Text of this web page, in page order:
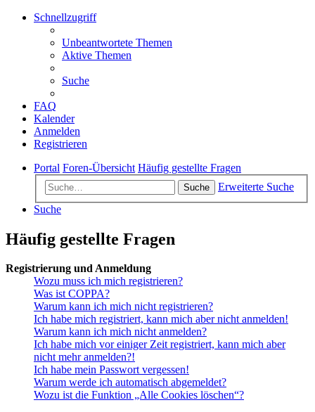
Schnellzugriff
Unbeantwortete Themen
Aktive Themen
Suche
FAQ
Kalender
Anmelden
Registrieren
Portal Foren-Übersicht Häufig gestellte Fragen
Suche
Erweiterte Suche
Suche
Häufig gestellte Fragen
Registrierung und Anmeldung
Wozu muss ich mich registrieren?
Was ist COPPA?
Warum kann ich mich nicht registrieren?
Ich habe mich registriert, kann mich aber nicht anmelden!
Warum kann ich mich nicht anmelden?
Ich habe mich vor einiger Zeit registriert, kann mich aber
nicht mehr anmelden?!
Ich habe mein Passwort vergessen!
Warum werde ich automatisch abgemeldet?
Wozu ist die Funktion „Alle Cookies löschen“?